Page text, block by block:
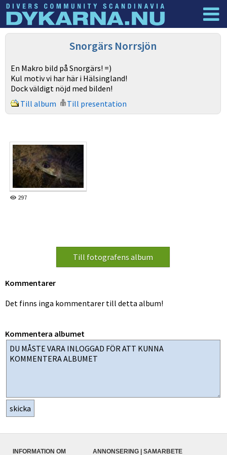
Dyknyheter Snorgärs Norrsjön
En Makro bild på Snorgärs! =)
Kul motiv vi har här i Hälsingland!
Dock väldigt nöjd med bilden!
Till album
Till presentation
297
Kommentarer
Det finns inga kommentarer till detta album!
Kommentera albumet
INFORMATION OM ANNONSERING | SAMARBETE